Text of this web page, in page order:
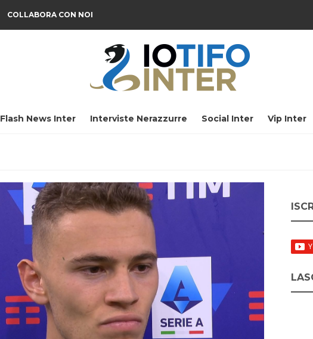
COLLABORA CON NOI
Flash News Inter Interviste Nerazzurre Social Inter Vip Inter